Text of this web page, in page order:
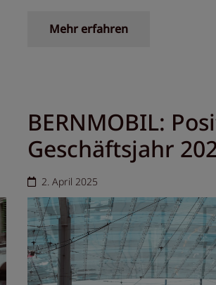
Mehr erfahren
BERNMOBIL:
Geschäftsjahr
2. April 2025